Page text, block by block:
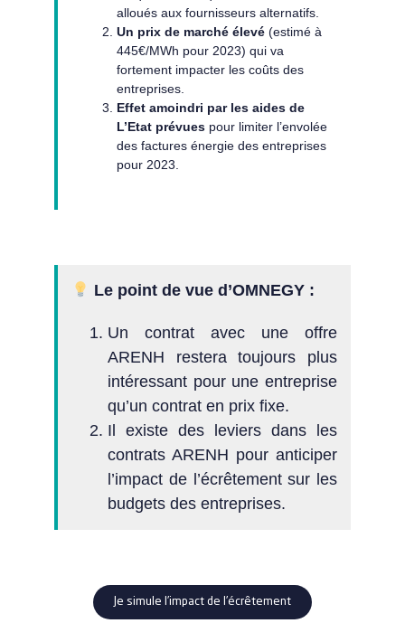
alloués aux fournisseurs alternatifs.
Un prix de marché élevé(estimé à
445€/MWh pour 2023) qui va
fortement impacter les coûts des
entreprises.
Effet amoindri par les aides de
L’Etat prévuespour limiter l’envolée
des factures énergie des entreprises
pour 2023.
Le point de vue d’OMNEGY :
Un contrat avec une offre
ARENH restera toujours plus
intéressant pour une entreprise
qu’un contrat en prix fixe.
Il existe des leviers dans les
contrats ARENH pour anticiper
l’impact de l’écrêtement sur les
budgets des entreprises.
Je simule l’impact de l’écrêtement